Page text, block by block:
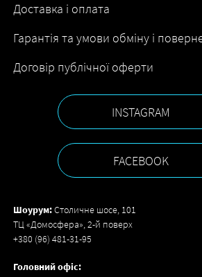
Доставка і оплата
Головний офіс:
Договір публічної оферти
Гарантія та умови обміну і
FACEBOOK
INSTAGRAM
Шоурум:Столичне шосе, 101
ТЦ «Домосфера», 2-й поверх
+380 (96) 481-31-95